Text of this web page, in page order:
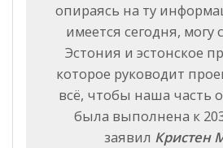
опираясь на ту
имеется сегодня, могу
Эстония и эстонское
которое руководит
всё, чтобы наша часть
была выполнена к
заявил Кристен